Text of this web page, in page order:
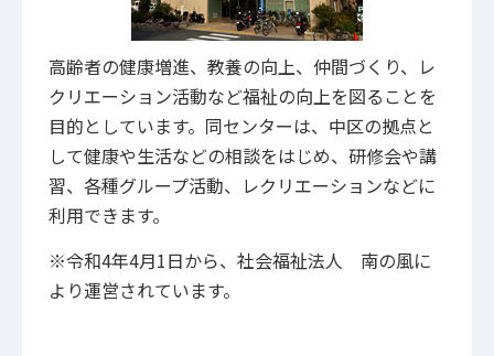
高齢者の健康増進、教養の向上、仲間づくり、レ
クリエーション活動など福祉の向上を図ることを
目的としています。同センターは、中区の拠点と
して健康や生活などの相談をはじめ、研修会や講
習、各種グループ活動、レクリエーションなどに
利用できます。
※令和4年4月1日から、社会福祉法人 南の風に
より運営されています。